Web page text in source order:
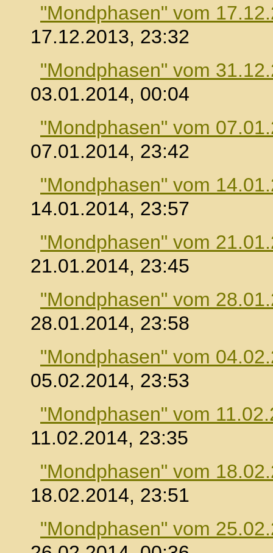
"Mondphasen" vom
17.12.2013, 23:32
"Mondphasen" vom
03.01.2014, 00:04
"Mondphasen" vom
07.01.2014, 23:42
"Mondphasen" vom
14.01.2014, 23:57
"Mondphasen" vom
21.01.2014, 23:45
"Mondphasen" vom
28.01.2014, 23:58
"Mondphasen" vom
05.02.2014, 23:53
"Mondphasen" vom
11.02.2014, 23:35
"Mondphasen" vom
18.02.2014, 23:51
"Mondphasen" vom